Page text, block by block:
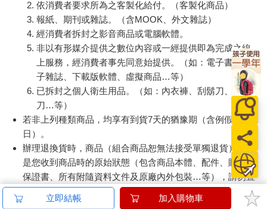
依消費者要求所為之客製化給付。（客製化商品）
報紙、期刊或雜誌。（含MOOK、外文雜誌）
經消費者拆封之影音商品或電腦軟體。
非以有形媒介提供之數位內容或一經提供即為完成之線
上服務，經消費者事先同意始提供。（如：電子書、電
子雜誌、下載版軟體、虛擬商品…等）
已拆封之個人衛生用品。（如：內衣褲、刮鬍刀、除毛
刀…等）
若非上列種類商品，均享有到貨7天的猶豫期（含例假
日）。
辦理退換貨時，商品（組合商品恕無法接受單獨退貨）必須
是您收到商品時的原始狀態（包含商品本體、配件、贈品、
保證書、所有附隨資料文件及原廠內外包裝…等），請勿直
接使用原廠包裝寄送，或於原廠包裝上黏貼紙張或書寫文
立即結帳 加入購物車